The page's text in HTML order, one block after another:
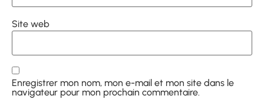
Site web
Enregistrer mon nom, mon e-mail et mon site dans le
navigateur pour mon prochain commentaire.